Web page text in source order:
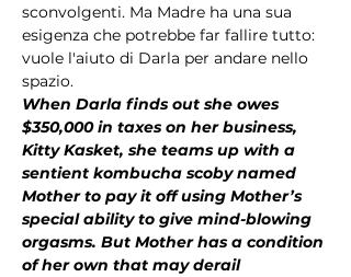
sconvolgenti. Ma Madre ha una sua
esigenza che potrebbe far fallire tutto:
vuole l'aiuto di Darla per andare nello
spazio.
When Darla finds out she owes
$350,000 in taxes on her business,
Kitty Kasket, she teams up with a
sentient kombucha scoby named
Mother to pay it off using Mother’s
special ability to give mind-blowing
orgasms. But Mother has a condition
of her own that may derail